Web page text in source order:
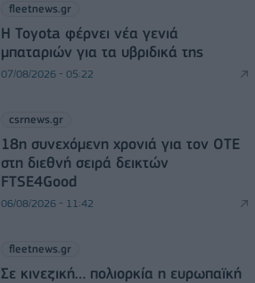
fleetnews.gr
Η Toyota φέρνει νέα γενιά
μπαταριών για τα υβριδικά της
07/08/2026 - 05:22
csrnews.gr
18η συνεχόμενη χρονιά για τον ΟΤΕ
στη διεθνή σειρά δεικτών
FTSE4Good
06/08/2026 - 11:42
fleetnews.gr
Σε κινεζική… πολιορκία η ευρωπαϊκή